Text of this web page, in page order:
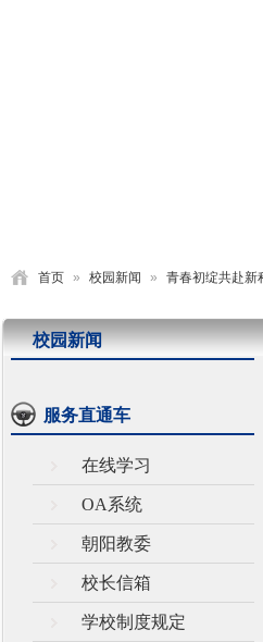
首页 » 校园新闻 » 青春初绽共赴
校园新闻
服务直通车
在线学习
OA系统
朝阳教委
校长信箱
学校制度规定